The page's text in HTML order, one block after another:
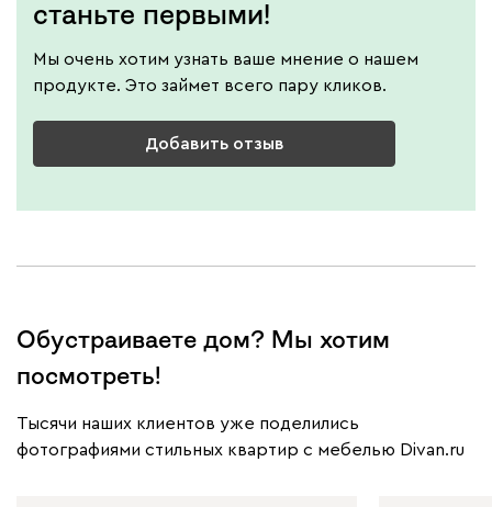
станьте первыми!
Мы очень хотим узнать ваше мнение о нашем
продукте. Это займет всего пару кликов.
Добавить отзыв
Обустраиваете дом? Мы хотим
посмотреть!
Тысячи наших клиентов уже поделились
фотографиями стильных квартир с мебелью Divan.ru